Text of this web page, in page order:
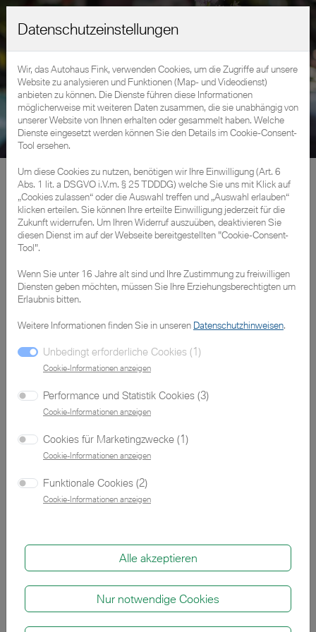
Home » Unternehmen » Partner
„Zusammenkommen ist
ein Beginn,
Zusammenbleiben ist ein
Fortschritt,
Zusammenarbeiten ist ein
Erfolg.“– Henry Ford.
Überlegene Fahrzeugtechnologie
aus Aachen
Der Name AC Schnitzer steht seit 1987 für überlegene
Datenschutzeinstellungen
Wir, das Autohaus Fink, verwenden Cookies, um die Zugriffe auf unsere
Website zu analysieren und Funktionen (Map- und Videodienst)
anbieten zu können. Die Dienste führen diese Informationen
möglicherweise mit weiteren Daten zusammen, die sie unabhängig von
unserer Website von Ihnen erhalten oder gesammelt haben. Welche
Dienste eingesetzt werden können Sie den Details im Cookie-Consent-
Tool ersehen.
Um diese Cookies zu nutzen, benötigen wir Ihre Einwilligung (Art. 6
Abs. 1 lit. a DSGVO i.V.m. § 25 TDDDG) welche Sie uns mit Klick auf
„Cookies zulassen“ oder die Auswahl treffen und „Auswahl erlauben“
klicken erteilen. Sie können Ihre erteilte Einwilligung jederzeit für die
Zukunft widerrufen. Um Ihren Widerruf auszuüben, deaktivieren Sie
diesen Dienst im auf der Webseite bereitgestellten "Cookie-Consent-
Tool".
Wenn Sie unter 16 Jahre alt sind und Ihre Zustimmung zu freiwilligen
Diensten geben möchten, müssen Sie Ihre Erziehungsberechtigten um
Erlaubnis bitten.
Weitere Informationen finden Sie in unseren Datenschutzhinweisen.
Unbedingt erforderliche Cookies (1)
Cookie-Informationen anzeigen
Performance und Statistik Cookies (3)
Cookie-Informationen anzeigen
Cookies für Marketingzwecke (1)
Cookie-Informationen anzeigen
Funktionale Cookies (2)
Cookie-Informationen anzeigen
Alle akzeptieren
Nur notwendige Cookies